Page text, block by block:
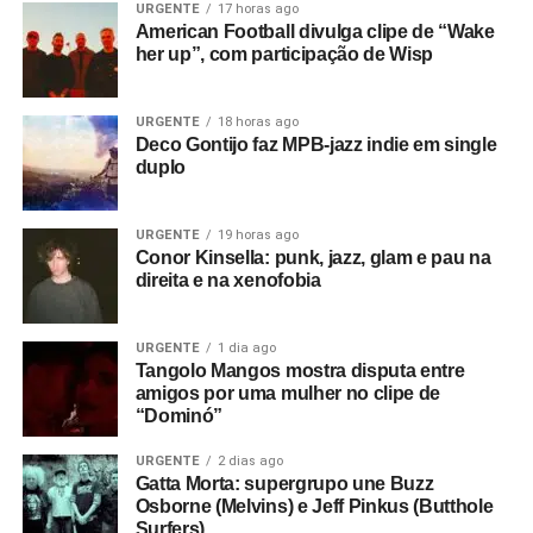
como Primal Scream, The Pastels e até mesmo o Jesus
and Mary Chain tinham a ver com isso.
Essa onda surge no clima enevoado, quase como se
você tivesse dificuldade para enxergar na neblina, de
Somewhere
. Também está no drone, que chega a lembrar
uma orquestra se aquecendo, que toma conta de
steps. Por outro lado,
baseado numa espécie de som de ferro rangendo, que
aparece em várias faixas, e ganha mais espaço emOut of
heaven , a última faixa. Um lado pós-punk também vai
see. Essas faces, juntas e equilibradas, formam o clima
sonoro de uma das bandas mais legais da atualidade.
Gostou do texto? Seu apoio mantém o Pop
Fantasma funcionando todo dia.
E se ainda não assinou, dá tempo:assine a
URGENTE 17 horas ago
American Football divulga clipe de “Wake
her up”, com participação de Wisp
URGENTE 18 horas ago
Deco Gontijo faz MPB-jazz indie em single
duplo
URGENTE 19 horas ago
Conor Kinsella: punk, jazz, glam e pau na
direita e na xenofobia
URGENTE 1 dia ago
Tangolo Mangos mostra disputa entre
amigos por uma mulher no clipe de
“Dominó”
URGENTE 2 dias ago
Gatta Morta: supergrupo une Buzz
Osborne (Melvins) e Jeff Pinkus (Butthole